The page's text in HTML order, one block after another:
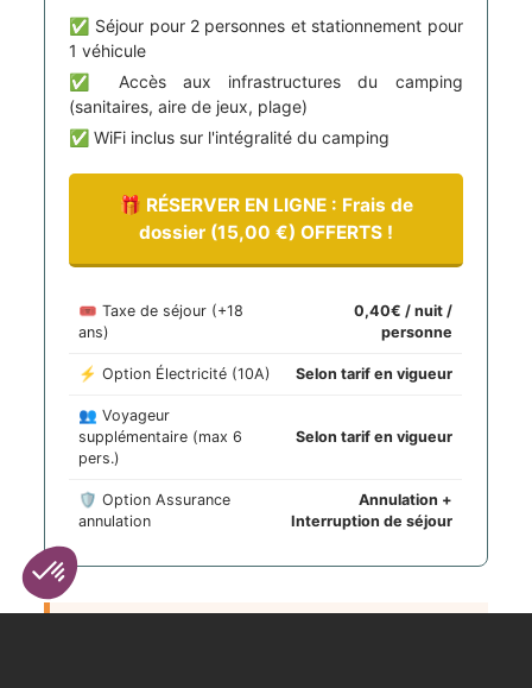
✅ Séjour pour 2 personnes et stationnement pour
1 véhicule
✅ Accès aux infrastructures du camping
(sanitaires, aire de jeux, plage)
✅ WiFi inclus sur l'intégralité du camping
🎁 RÉSERVER EN LIGNE : Frais de
dossier (15,00 €) OFFERTS !
🎟️ Taxe de séjour (+18
ans)
0,40€ / nuit /
personne
⚡ Option Électricité (10A) Selon tarif en vigueur
👥 Voyageur
supplémentaire (max 6
pers.)
Selon tarif en vigueur
🛡️ Option Assurance
annulation
Annulation +
Interruption de séjour